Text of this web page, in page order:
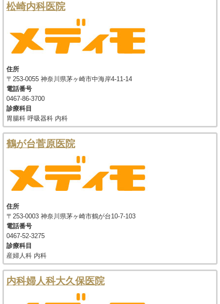
松崎内科医院
住所
〒253-0055 神奈川県茅ヶ崎市中海岸4-11-14
電話番号
0467-86-3700
診療科目
胃腸科 呼吸器科 内科
鶴が台菅原医院
住所
〒253-0003 神奈川県茅ヶ崎市鶴が台10-7-103
電話番号
0467-52-3275
診療科目
産婦人科 内科
内科婦人科大久保医院